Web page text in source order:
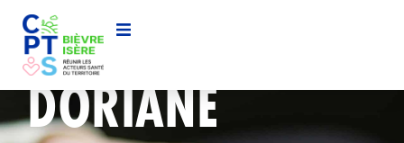
GINON
DORIANE